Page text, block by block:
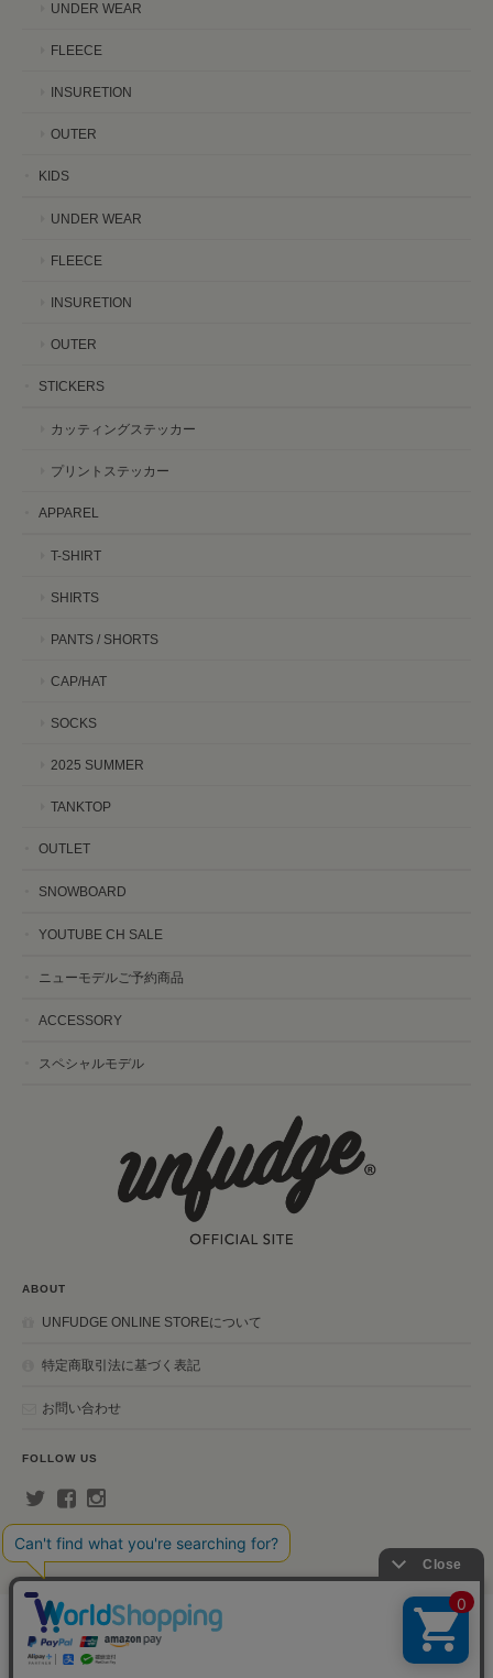
UNDER WEAR
FLEECE
INSURETION
OUTER
KIDS
UNDER WEAR
FLEECE
INSURETION
OUTER
STICKERS
カッティングステッカー
プリントステッカー
APPAREL
T-SHIRT
SHIRTS
PANTS / SHORTS
CAP/HAT
SOCKS
2025 SUMMER
TANKTOP
OUTLET
SNOWBOARD
YOUTUBE CH SALE
ニューモデルご予約商品
ACCESSORY
スペシャルモデル
ABOUT
UNFUDGE ONLINE STOREについて
特定商取引法に基づく表記
お問い合わせ
FOLLOW US
unfudge ONLINE STOREについて